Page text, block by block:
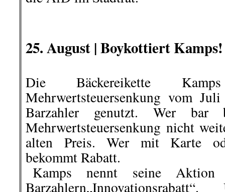
25. August | Boykottiert Kamps!
Die Bäckereikette
Mehrwertsteuersenkung vom
Barzahler genutzt. Wer bar
Mehrwertsteuersenkung nicht
alten Preis. Wer mit Karte
bekommt Rabatt.
Kamps nennt seine